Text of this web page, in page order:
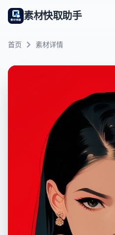
素材快取助手
首页 素材详情